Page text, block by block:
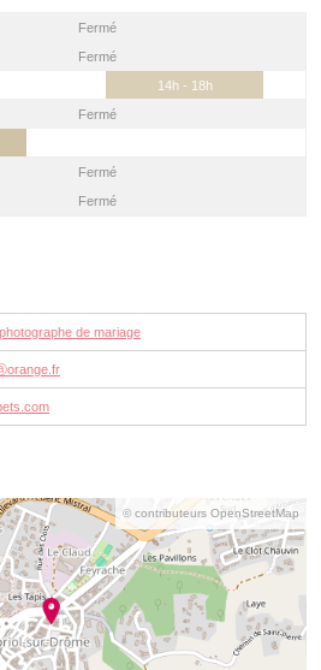
Fermé
Fermé
14h - 18h
Fermé
Fermé
Fermé
de mariage
© contributeurs OpenStreetMap